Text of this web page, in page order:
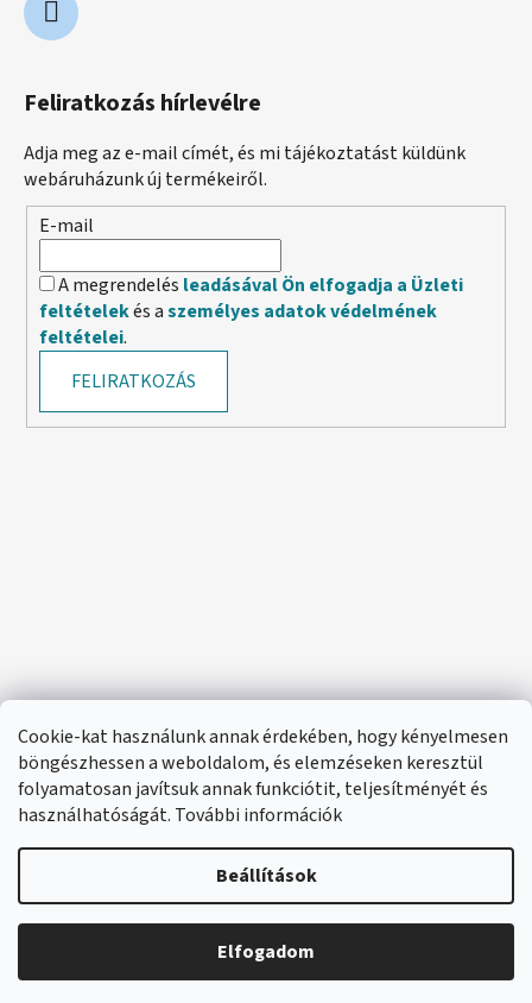
Cookie-kat használunk annak érdekében, hogy kényelmesen
böngészhessen a weboldalom, és elemzéseken keresztül
folyamatosan javítsuk annak funkciótit, teljesítményét és
használhatóságát. További információk
Beállítások
Elfogadom
🔴 Parfümök és illatok –20%
Feliratkozás hírlevélre
Adja meg az e-mail címét, és mi tájékoztatást küldünk
webáruházunk új termékeiről.
E-mail
A megrendelés leadásával Ön elfogadja a Üzleti
feltételekés aszemélyes adatok védelmének
feltételei.
FELIRATKOZÁS
Shoptet készítette
Copyright 2026e-santini.hu. Minden jog fenntartva.